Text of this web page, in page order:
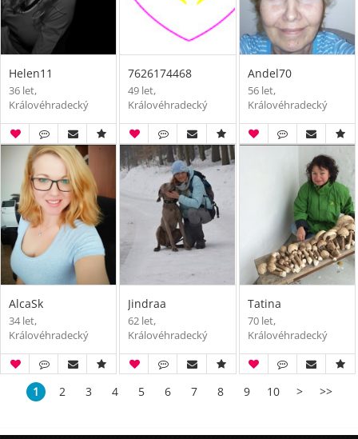
Helen11
36 let,
Královéhradecký
7626174468
49 let,
Královéhradecký
Andel70
56 let,
Královéhradecký
AlcaSk
34 let,
Královéhradecký
Jindraa
62 let,
Královéhradecký
Tatina
70 let,
Královéhradecký
1 2 3 4 5 6 7 8 9 10 > >>